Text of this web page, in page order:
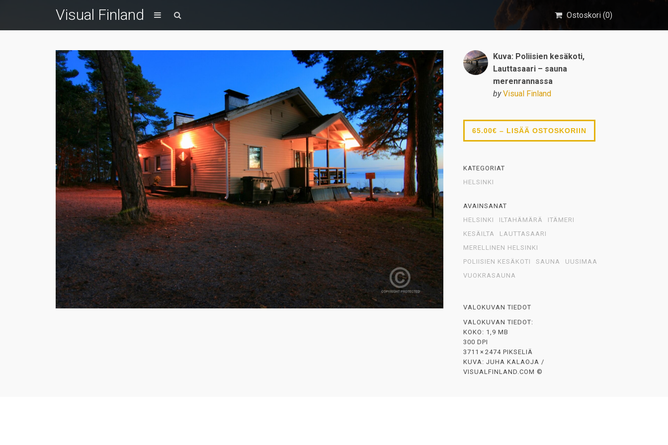
Visual Finland Ostoskori (0)
Kuva: Poliisien kesäkoti,
Lauttasaari – sauna
merenrannassa
by Visual Finland
65.00€ – LISÄÄ OSTOSKORIIN
KATEGORIAT
HELSINKI
AVAINSANAT
HELSINKI
ILTAHÄMÄRÄ
ITÄMERI
KESÄILTA
LAUTTASAARI
MERELLINEN HELSINKI
POLIISIEN KESÄKOTI
SAUNA
UUSIMAA
VUOKRASAUNA
VALOKUVAN TIEDOT
VALOKUVAN TIEDOT:
KOKO: 1,9 MB
300 DPI
3711 × 2474 PIKSELIÄ
KUVA: JUHA KALAOJA /
VISUALFINLAND.COM ©